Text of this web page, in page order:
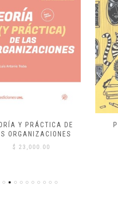
Y PRÁCTICA DE
ORGANIZACIONES
$ 23,000.00